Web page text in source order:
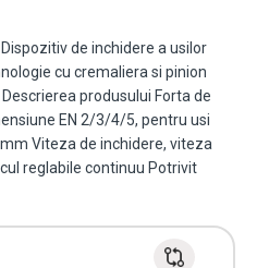
de inchidere a usilor
cu cremaliera si pinion
produsului Forta de
EN 2/3/4/5, pentru usi
Viteza de inchidere, viteza
reglabile continuu Potrivit